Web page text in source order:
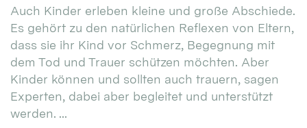
Auch Kinder erleben kleine und große Abschiede.
Es gehört zu den natürlichen Reflexen von Eltern,
dass sie ihr Kind vor Schmerz, Begegnung mit
dem Tod und Trauer schützen möchten. Aber
Kinder können und sollten auch trauern, sagen
Experten, dabei aber begleitet und unterstützt
werden. ...